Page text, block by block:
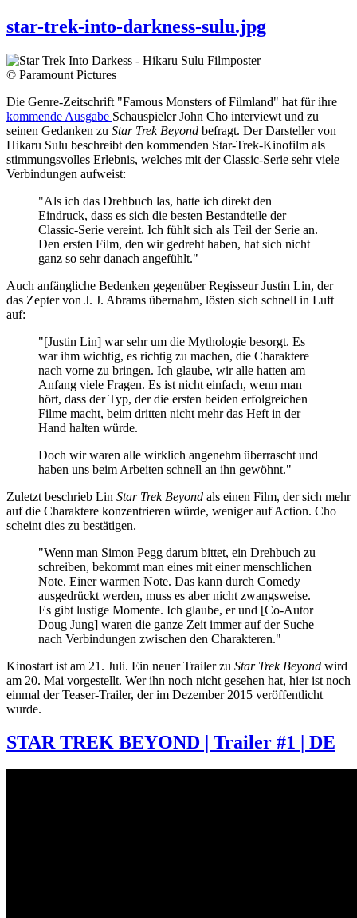
star-trek-into-darkness-sulu.jpg
© Paramount Pictures
Die Genre-Zeitschrift "Famous Monsters of Filmland" hat für ihre
kommende Ausgabe Schauspieler John Cho interviewt und zu
seinen Gedanken zu Star Trek Beyond befragt. Der Darsteller von
Hikaru Sulu beschreibt den kommenden Star-Trek-Kinofilm als
stimmungsvolles Erlebnis, welches mit der Classic-Serie sehr viele
Verbindungen aufweist:
"Als ich das Drehbuch las, hatte ich direkt den
Eindruck, dass es sich die besten Bestandteile der
Classic-Serie vereint. Ich fühlt sich als Teil der Serie an.
Den ersten Film, den wir gedreht haben, hat sich nicht
ganz so sehr danach angefühlt."
Auch anfängliche Bedenken gegenüber Regisseur Justin Lin, der
das Zepter von J. J. Abrams übernahm, lösten sich schnell in Luft
auf:
"[Justin Lin] war sehr um die Mythologie besorgt. Es
war ihm wichtig, es richtig zu machen, die Charaktere
nach vorne zu bringen. Ich glaube, wir alle hatten am
Anfang viele Fragen. Es ist nicht einfach, wenn man
hört, dass der Typ, der die ersten beiden erfolgreichen
Filme macht, beim dritten nicht mehr das Heft in der
Hand halten würde.
Doch wir waren alle wirklich angenehm überrascht und
haben uns beim Arbeiten schnell an ihn gewöhnt."
Zuletzt beschrieb Lin Star Trek Beyond als einen Film, der sich mehr
auf die Charaktere konzentrieren würde, weniger auf Action. Cho
scheint dies zu bestätigen.
"Wenn man Simon Pegg darum bittet, ein Drehbuch zu
schreiben, bekommt man eines mit einer menschlichen
Note. Einer warmen Note. Das kann durch Comedy
ausgedrückt werden, muss es aber nicht zwangsweise.
Es gibt lustige Momente. Ich glaube, er und [Co-Autor
Doug Jung] waren die ganze Zeit immer auf der Suche
nach Verbindungen zwischen den Charakteren."
Kinostart ist am 21. Juli. Ein neuer Trailer zu Star Trek Beyond wird
am 20. Mai vorgestellt. Wer ihn noch nicht gesehen hat, hier ist noch
einmal der Teaser-Trailer, der im Dezember 2015 veröffentlicht
wurde.
STAR TREK BEYOND | Trailer #1 | DE